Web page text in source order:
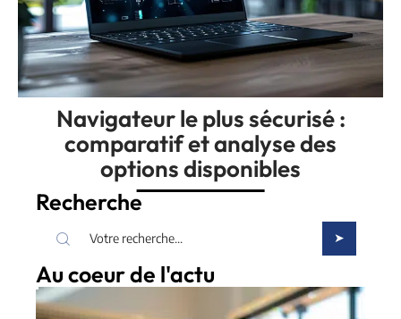
Navigateur le plus sécurisé :
comparatif et analyse des
options disponibles
Recherche
Au coeur de l'actu